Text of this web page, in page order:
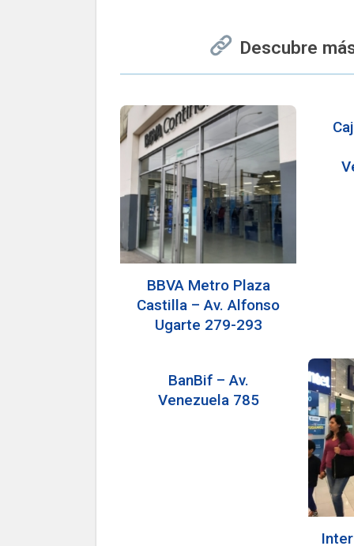
Descubre
BBVA Metro Plaza
Castilla – Av. Alfonso
Ugarte 279-293
BanBif – Av.
Venezuela 785